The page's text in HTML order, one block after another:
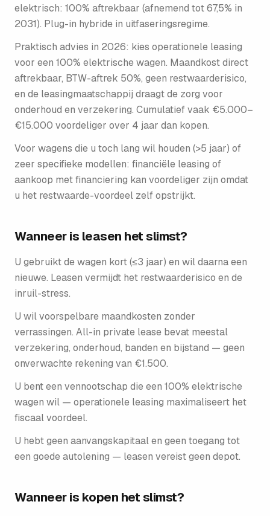
elektrisch: 100% aftrekbaar (afnemend tot 67,5% in
2031). Plug-in hybride in uitfaserings­regime.
Praktisch advies in 2026: kies operationele leasing
voor een 100% elektrische wagen. Maandkost direct
aftrekbaar, BTW-aftrek 50%, geen restwaarderisico,
en de leasingmaatschappij draagt de zorg voor
onderhoud en verzekering. Cumulatief vaak €5.000–
€15.000 voordeliger over 4 jaar dan kopen.
Voor wagens die u toch lang wil houden (>5 jaar) of
zeer specifieke modellen: financiële leasing of
aankoop met financiering kan voordeliger zijn omdat
u het restwaarde-voordeel zelf opstrijkt.
Wanneer is leasen het slimst?
U gebruikt de wagen kort (≤3 jaar) en wil daarna een
nieuwe. Leasen vermijdt het restwaarderisico en de
inruil-stress.
U wil voorspelbare maandkosten zonder
verrassingen. All-in private lease bevat meestal
verzekering, onderhoud, banden en bijstand — geen
onverwachte rekening van €1.500.
U bent een vennootschap die een 100% elektrische
wagen wil — operationele leasing maximaliseert het
fiscaal voordeel.
U hebt geen aanvangs­kapitaal en geen toegang tot
een goede autolening — leasen vereist geen depot.
Wanneer is kopen het slimst?